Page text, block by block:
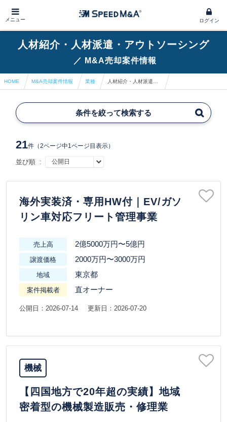
メニュー ログイン
人材紹介・人材派遣・アウトソーシング
／ M&A売却案件情報
HOME M&A売却案件情報 業種
条件を絞って検索する
21件 （2ページ中1ページ目表示）
並び順 :
海外実装済・専用HW付｜EV/ガソ
リン車対応フリート管理事業
売上高 2億5000万円〜5億円
譲渡価格 2000万円〜3000万円
地域 東京都
案件掲載者 直オーナー
公開日：2026-07-14 更新日：2026-07-20
機械
【四国地方で20年超の実績】地域
密着型の機械製造販売・修理業